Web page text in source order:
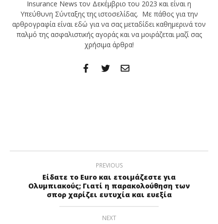
Insurance News τον Δεκέμβριο του 2023 και είναι η
Υπεύθυνη Σύνταξης της ιστοσελίδας. Με πάθος για την
αρθρογραφία είναι εδώ για να σας μεταδίδει καθημερινά τον
παλμό της ασφαλιστικής αγοράς και να μοιράζεται μαζί σας
χρήσιμα άρθρα!
PREVIOUS
Είδατε το Euro και ετοιμάζεστε για
Ολυμπιακούς; Γιατί η παρακολούθηση των
σπορ χαρίζει ευτυχία και ευεξία
NEXT